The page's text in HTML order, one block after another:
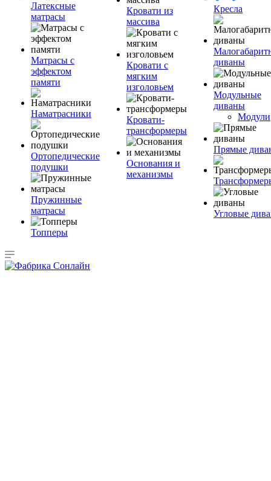
Латексные
матрасы
Матрасы с
эффектом
памяти
Наматрасники
Ортопедические
подушки
Пружинные
матрасы
Топперы
Кровати из
массива
Кровати с
мягким
изголовьем
Кровати-
трансформеры
Основания и
механизмы
Кресла
диваны
Модульные
диваны
Модули
Прямые
Угловые